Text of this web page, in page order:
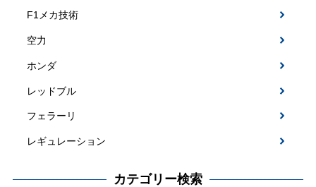
F1メカ技術
空力
ホンダ
レッドブル
フェラーリ
レギュレーション
カテゴリー検索